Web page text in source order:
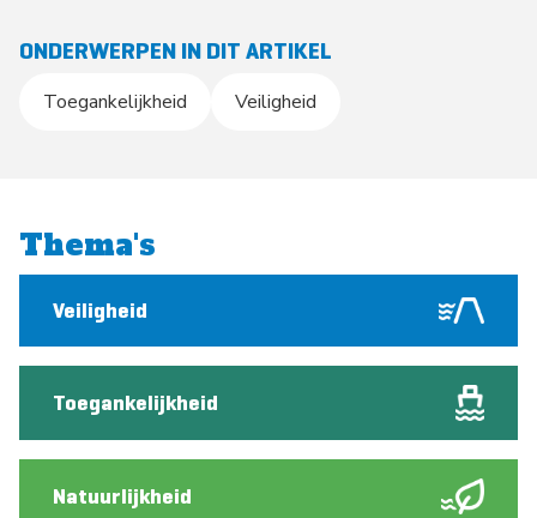
ONDERWERPEN IN DIT ARTIKEL
Toegankelijkheid Veiligheid
Thema's
Veiligheid
Toegankelijkheid
Natuurlijkheid